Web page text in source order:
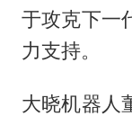
于攻克下一
力支持。
大晓机器人